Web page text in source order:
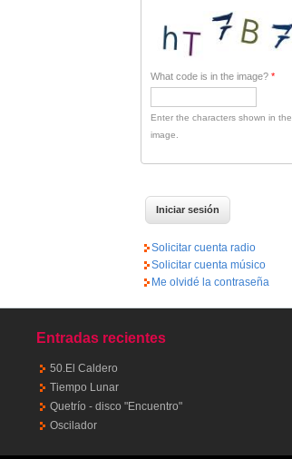
What code is in the image? *
Enter the characters shown in the
image.
Solicitar cuenta radio
Solicitar cuenta músico
Me olvidé la contraseña
Entradas recientes
50.El Caldero
Tiempo Lunar
Quetrío - disco "Encuentro"
Oscilador